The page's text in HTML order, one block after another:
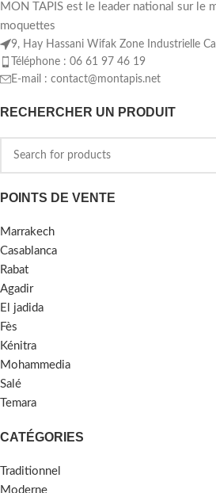
MON TAPIS est le leader national sur le
moquettes
9, Hay Hassani Wifak Zone Industrielle
Téléphone : 06 61 97 46 19
E-mail : contact@montapis.net
RECHERCHER UN PRODUIT
POINTS DE VENTE
Marrakech
Casablanca
Rabat
Agadir
El jadida
Fès
Kénitra
Mohammedia
Salé
Temara
CATÉGORIES
Traditionnel
Moderne